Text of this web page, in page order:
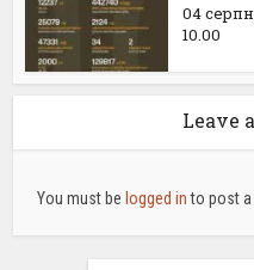
04
10.00
Leave
You must be logged into post a